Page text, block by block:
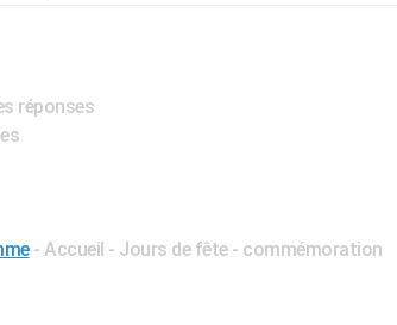
réponses
- Accueil - Jours de fête - commémoration